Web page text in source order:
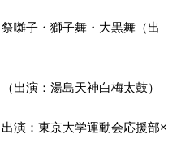
子・獅子舞・大黒舞（出
演：湯島天神白梅太鼓）
演：東京大学運動会応援部×